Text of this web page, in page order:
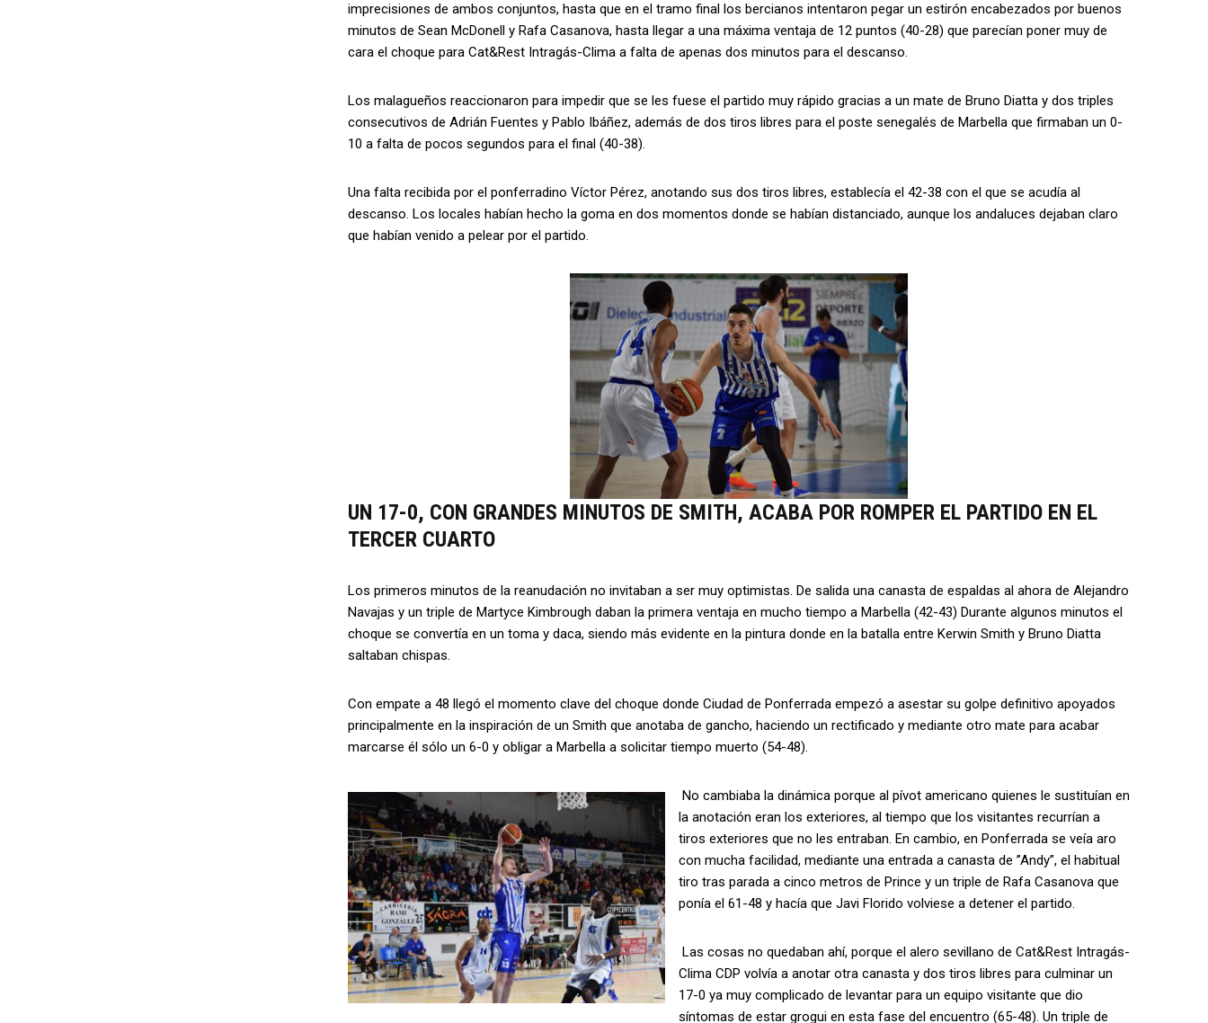
imprecisiones de ambos conjuntos, hasta que en el tramo final los bercianos intentaron pegar un estirón encabezados por buenos
minutos de Sean McDonell y Rafa Casanova, hasta llegar a una máxima ventaja de 12 puntos (40-28) que parecían poner muy de
cara el choque para Cat&Rest Intragás-Clima a falta de apenas dos minutos para el descanso.
Los malagueños reaccionaron para impedir que se les fuese el partido muy rápido gracias a un mate de Bruno Diatta y dos triples
consecutivos de Adrián Fuentes y Pablo Ibáñez, además de dos tiros libres para el poste senegalés de Marbella que firmaban un 0-
10 a falta de pocos segundos para el final (40-38).
Una falta recibida por el ponferradino Víctor Pérez, anotando sus dos tiros libres, establecía el 42-38 con el que se acudía al
descanso. Los locales habían hecho la goma en dos momentos donde se habían distanciado, aunque los andaluces dejaban claro
que habían venido a pelear por el partido.
UN 17-0, CON GRANDES MINUTOS DE SMITH, ACABA POR ROMPER EL PARTIDO EN EL
TERCER CUARTO
Los primeros minutos de la reanudación no invitaban a ser muy optimistas. De salida una canasta de espaldas al ahora de Alejandro
Navajas y un triple de Martyce Kimbrough daban la primera ventaja en mucho tiempo a Marbella (42-43) Durante algunos minutos el
choque se convertía en un toma y daca, siendo más evidente en la pintura donde en la batalla entre Kerwin Smith y Bruno Diatta
saltaban chispas.
Con empate a 48 llegó el momento clave del choque donde Ciudad de Ponferrada empezó a asestar su golpe definitivo apoyados
principalmente en la inspiración de un Smith que anotaba de gancho, haciendo un rectificado y mediante otro mate para acabar
marcarse él sólo un 6-0 y obligar a Marbella a solicitar tiempo muerto (54-48).
No cambiaba la dinámica porque al pívot americano quienes le sustituían en
la anotación eran los exteriores, al tiempo que los visitantes recurrían a
tiros exteriores que no les entraban. En cambio, en Ponferrada se veía aro
con mucha facilidad, mediante una entrada a canasta de ”Andy”, el habitual
tiro tras parada a cinco metros de Prince y un triple de Rafa Casanova que
ponía el 61-48 y hacía que Javi Florido volviese a detener el partido.
Las cosas no quedaban ahí, porque el alero sevillano de Cat&Rest Intragás-
Clima CDP volvía a anotar otra canasta y dos tiros libres para culminar un
17-0 ya muy complicado de levantar para un equipo visitante que dio
síntomas de estar grogui en esta fase del encuentro (65-48). Un triple de